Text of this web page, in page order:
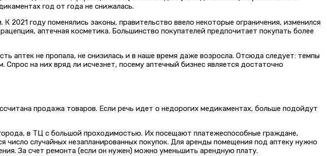
год от года не снижалась.
году поменялись законы, правительство ввело некоторые ограничения, изменился
аптечная косметика. Большинство покупателей предпочитает покупать более
аптек не пропала, не снизилась и в наше время даже возросла. Отсюда следует: темпы
на них вряд ли исчезнет, посему аптечный бизнес является достаточно
продажа товаров. Если речь идет о недорогих медикаментах, больше подойдут
в ТЦ с большой проходимостью. Их посещают платежеспособные граждане,
случайных незапланированных покупок. Для аренды помещения под аптеку нужно
За счет ремонта (если он нужен) можно уменьшить арендную плату.